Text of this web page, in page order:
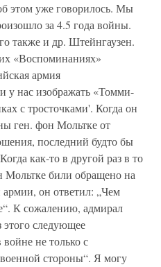
этом уже говорилось. Мы
за 4.5 года войны.
также и др. Штейнгаузен.
«Воспоминаниях»
армия
у нас изображать «Томми-
с тросточками'. Когда он
ген. фон Мольтке от
последний будто бы
как-то в другой раз в то
били обращено на
армии, он ответил: „Чем
К сожалению, адмирал
следующее
не только с
стороны“. Я могу